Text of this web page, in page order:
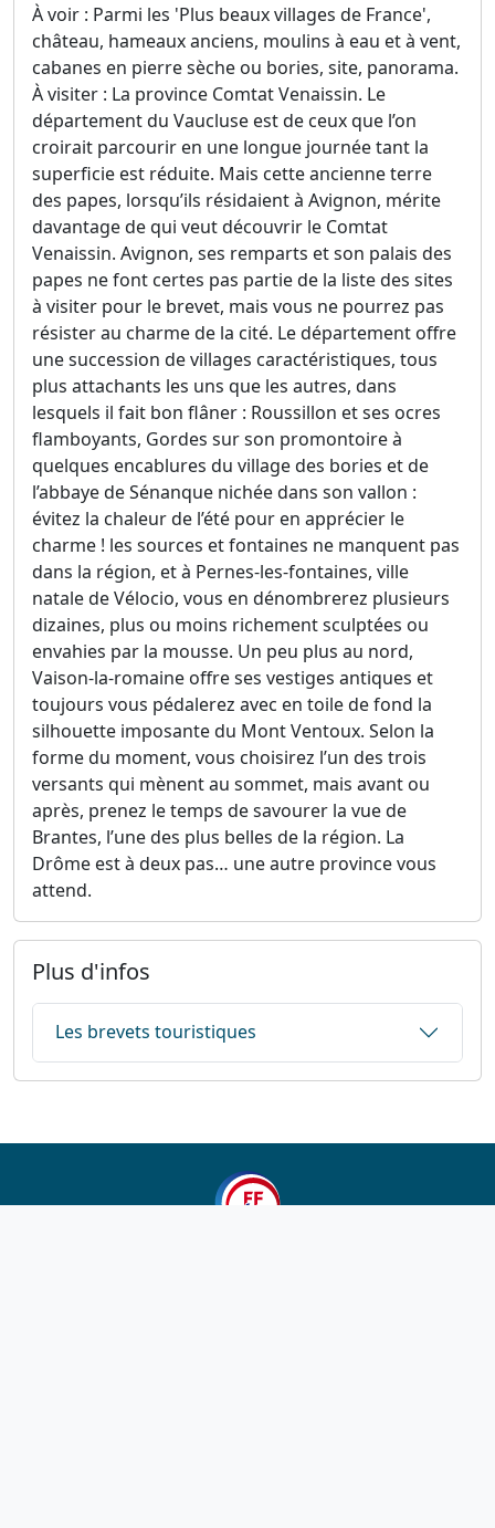
À voir : Parmi les 'Plus beaux villages de France',
château, hameaux anciens, moulins à eau et à vent,
cabanes en pierre sèche ou bories, site, panorama.
À visiter : La province Comtat Venaissin. Le
département du Vaucluse est de ceux que l’on
croirait parcourir en une longue journée tant la
superficie est réduite. Mais cette ancienne terre
des papes, lorsqu’ils résidaient à Avignon, mérite
davantage de qui veut découvrir le Comtat
Venaissin. Avignon, ses remparts et son palais des
papes ne font certes pas partie de la liste des sites
à visiter pour le brevet, mais vous ne pourrez pas
résister au charme de la cité. Le département offre
une succession de villages caractéristiques, tous
plus attachants les uns que les autres, dans
lesquels il fait bon flâner : Roussillon et ses ocres
flamboyants, Gordes sur son promontoire à
quelques encablures du village des bories et de
l’abbaye de Sénanque nichée dans son vallon :
évitez la chaleur de l’été pour en apprécier le
charme ! les sources et fontaines ne manquent pas
dans la région, et à Pernes-les-fontaines, ville
natale de Vélocio, vous en dénombrerez plusieurs
dizaines, plus ou moins richement sculptées ou
envahies par la mousse. Un peu plus au nord,
Vaison-la-romaine offre ses vestiges antiques et
toujours vous pédalerez avec en toile de fond la
silhouette imposante du Mont Ventoux. Selon la
forme du moment, vous choisirez l’un des trois
versants qui mènent au sommet, mais avant ou
après, prenez le temps de savourer la vue de
Brantes, l’une des plus belles de la région. La
Drôme est à deux pas… une autre province vous
attend.
Plus d'infos
Les brevets touristiques